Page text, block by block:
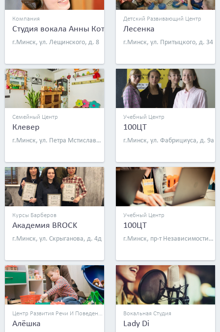
Компания
Студия вокала Анны Котик
г.Минск, ул. Лещинского, д. 8
Детский Развивающий Центр
Лесенка
г.Минск, ул. Притыцкого, д. 34
Семейный Центр
Клевер
г.Минск, ул. Петра Мстиславца, д. 8 (пом. 379)
Учебный Центр
100ЦТ
г.Минск, ул. Фабрициуса, д. 9а
Курсы Барберов
Академия BROCK
г.Минск, ул. Скрыганова, д. 4д
Учебный Центр
100ЦТ
г.Минск, пр-т Независимости, д. 93а
Центр Развития Речи И Поведения
Алёшка
Вокальная Студия
Lady Di